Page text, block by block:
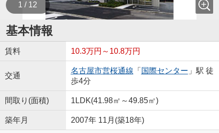
1 / 12
基本情報
賃料 10.3万円～10.8万円
交通
名古屋市営桜通線 「 国際センター 」駅 徒
歩4分
間取り(面積) 1LDK(41.98㎡～49.85㎡)
築年月 2007年 11月(築18年)